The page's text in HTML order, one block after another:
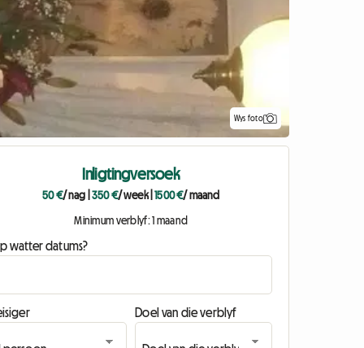
Wys foto
Inligtingversoek
50 €/ nag |350 €/ week|1500 €/ maand
Minimum verblyf: 1 maand
watter datums?
Doel van die verblyf